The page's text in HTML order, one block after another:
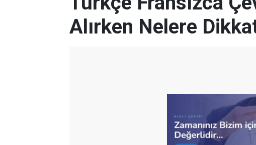
Alırken Nelere